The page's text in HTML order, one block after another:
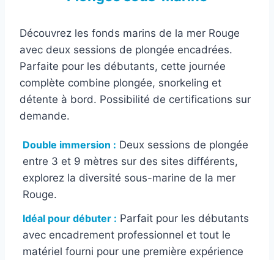
Découvrez les fonds marins de la mer Rouge
avec deux sessions de plongée encadrées.
Parfaite pour les débutants, cette journée
complète combine plongée, snorkeling et
détente à bord. Possibilité de certifications sur
demande.
Double immersion : Deux sessions de plongée
entre 3 et 9 mètres sur des sites différents,
explorez la diversité sous-marine de la mer
Rouge.
Idéal pour débuter : Parfait pour les débutants
avec encadrement professionnel et tout le
matériel fourni pour une première expérience